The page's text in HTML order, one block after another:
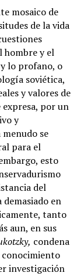
mosaico de
de la vida
hombre y el
lo profano, o
soviética,
y valores de
por un
y
se
para el
esto
del
en
tanto
aun, en sus
condena
conocimiento
investigación